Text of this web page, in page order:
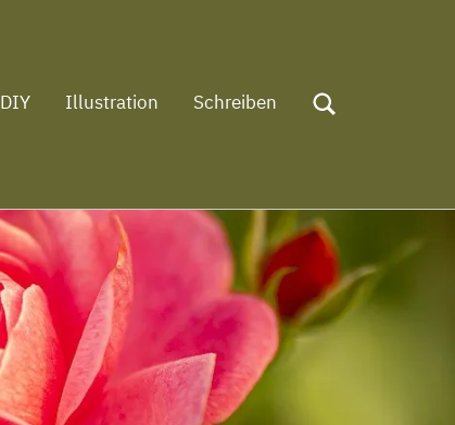
DIY Illustration Schreiben